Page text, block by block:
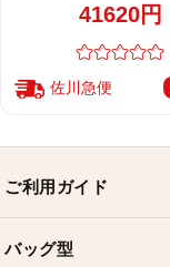
41620円
佐川急便
ご利用ガイド
バッグ型